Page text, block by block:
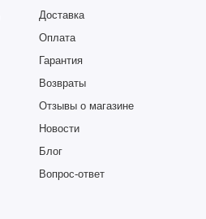
Доставка
Оплата
Гарантия
Возвраты
Отзывы о магазине
Новости
Блог
Вопрос-ответ